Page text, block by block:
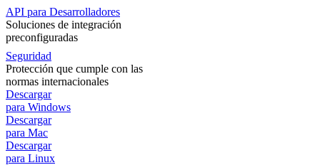
API para Desarrolladores
Soluciones de integración
preconfiguradas
Seguridad
Protección que cumple con las
normas internacionales
Descargar
para Windows
Descargar
para Mac
Descargar
para Linux